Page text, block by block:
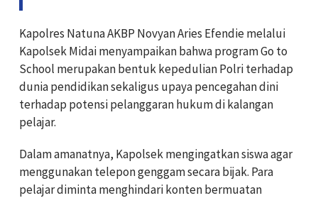
Kapolres Natuna AKBP Novyan Aries Efendie melalui
Kapolsek Midai menyampaikan bahwa program Go to
School merupakan bentuk kepedulian Polri terhadap
dunia pendidikan sekaligus upaya pencegahan dini
terhadap potensi pelanggaran hukum di kalangan
pelajar.
Dalam amanatnya, Kapolsek mengingatkan siswa agar
menggunakan telepon genggam secara bijak. Para
pelajar diminta menghindari konten bermuatan